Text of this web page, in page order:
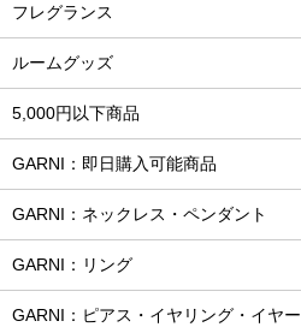
フレグランス
ルームグッズ
5,000円以下商品
GARNI：即日購入可能商品
GARNI：ネックレス・ペンダント
GARNI：リング
GARNI：ピアス・イヤリング・イヤ